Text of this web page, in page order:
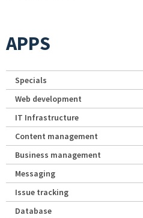
APPS
Specials
Web development
IT Infrastructure
Content management
Business management
Messaging
Issue tracking
Database